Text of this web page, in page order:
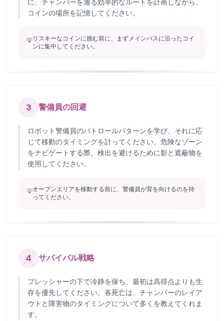
に、チャンバーを通る効率的なルートを計画しながら、
コインの場所を記憶してください。
💡リスキーなコインに挑む前に、まずメインパスに沿ったコイ
ンに集中してください。
3 警備員の回避
ロボット警備員のパトロールパターンを学び、それに応
じて移動のタイミングを計ってください。危険なゾーン
をナビゲートする際、検出を避けるために影と遮蔽物を
使用してください。
💡オープンエリアを移動する前に、警備員が背を向けるのを待
ってください。
4 サバイバル戦略
プレッシャーの下で冷静を保ち、最初は高得点よりも生
存を優先してください。各死亡は、チャンバーのレイア
ウトと障害物のタイミングについて多くを教えてくれま
す。